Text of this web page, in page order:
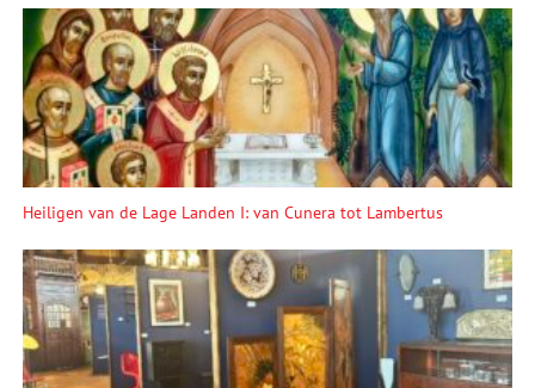
Heiligen van de Lage Landen I: van Cunera tot Lambertus